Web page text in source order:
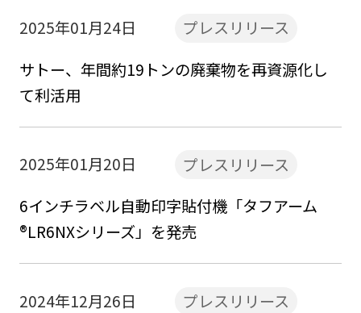
2025年01月24日
プレスリリース
サトー、年間約19トンの廃棄物を再資源化し
て利活用
2025年01月20日
プレスリリース
6インチラベル自動印字貼付機「タフアーム
®LR6NXシリーズ」を発売
2024年12月26日
プレスリリース